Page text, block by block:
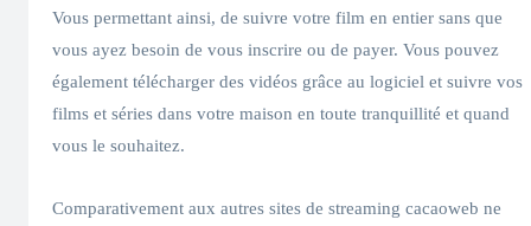
Vous permettant ainsi, de suivre votre film en entier sans que
vous ayez besoin de vous inscrire ou de payer. Vous pouvez
également télécharger des vidéos grâce au logiciel et suivre vos
films et séries dans votre maison en toute tranquillité et quand
vous le souhaitez.
Comparativement aux autres sites de streaming cacaoweb ne